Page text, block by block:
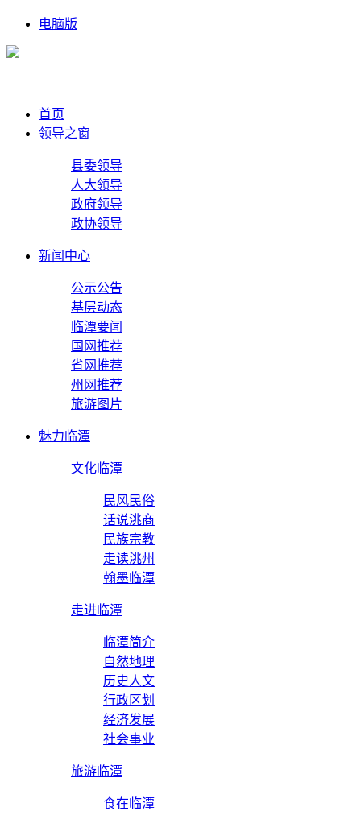
电脑版
首页
领导之窗
县委领导
人大领导
政府领导
政协领导
新闻中心
公示公告
基层动态
临潭要闻
国网推荐
省网推荐
州网推荐
旅游图片
魅力临潭
文化临潭
民风民俗
话说洮商
民族宗教
走读洮州
翰墨临潭
走进临潭
临潭简介
自然地理
历史人文
行政区划
经济发展
社会事业
旅游临潭
食在临潭